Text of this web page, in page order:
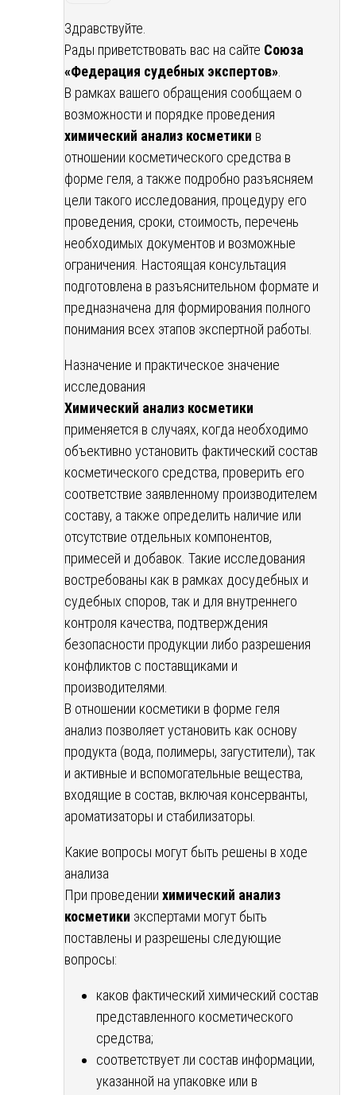
Здравствуйте.
Рады приветствовать вас на сайте Союза
«Федерация судебных экспертов»
В рамках вашего обращения сообщаем о
возможности и порядке проведения
химический анализ косметики в
отношении косметического средства в
форме геля, а также подробно разъясняем
цели такого исследования, процедуру его
проведения, сроки, стоимость, перечень
необходимых документов и возможные
ограничения. Настоящая консультация
подготовлена в разъяснительном формате и
предназначена для формирования полного
понимания всех этапов экспертной работы.
Назначение и практическое значение
исследования
Химический анализ косметики
применяется в случаях, когда необходимо
объективно установить фактический состав
косметического средства, проверить его
соответствие заявленному производителем
составу, а также определить наличие или
отсутствие отдельных компонентов,
примесей и добавок. Такие исследования
востребованы как в рамках досудебных и
судебных споров, так и для внутреннего
контроля качества, подтверждения
безопасности продукции либо разрешения
конфликтов с поставщиками и
производителями.
В отношении косметики в форме геля
анализ позволяет установить как основу
продукта (вода, полимеры, загустители), так
и активные и вспомогательные вещества,
входящие в состав, включая консерванты,
ароматизаторы и стабилизаторы.
Какие вопросы могут быть решены в ходе
анализа
При проведении химический анализ
косметики экспертами могут быть
поставлены и разрешены следующие
вопросы:
каков фактический химический состав
представленного косметического
средства;
соответствует ли состав информации,
указанной на упаковке или в